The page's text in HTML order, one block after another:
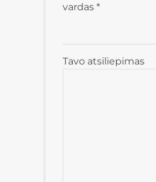
Tavo atsiliepimas
vardas *